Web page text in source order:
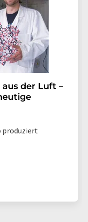
der Luft –
produziert